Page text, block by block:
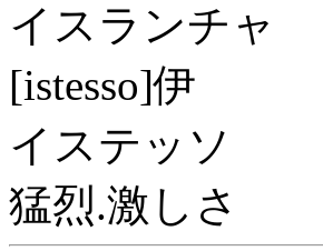
イスランチャ
[istesso]伊
イステッソ
猛烈.激しさ